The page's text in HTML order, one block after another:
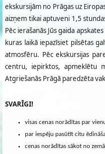
ekskursijām no Prāgas uz
aizņem tikai aptuveni 1,5
Pēc ierašanās Jūs gaida
kuras laikā iepazīsiet pilsētas
atmosfēru. Pēc ekskursijas
centru, iepirktos, apmeklētu
Atgriešanās Prāgā paredzēta
SVARĪGI!
visas cenas norādītas par
par iespēju pasūtīt citu
cenas norādītas sākot no